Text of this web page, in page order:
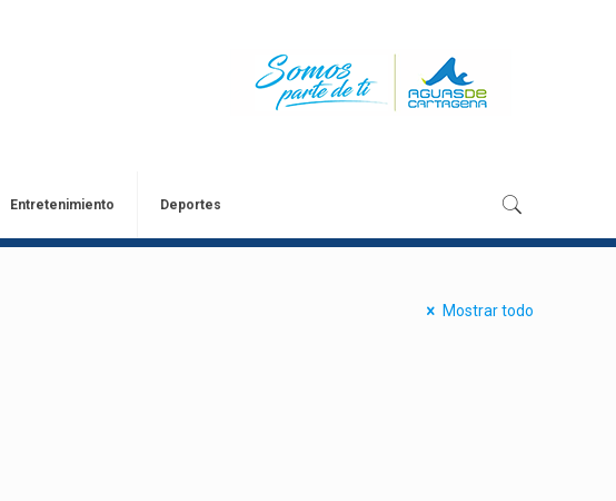
Entretenimiento Deportes
Mostrar todo